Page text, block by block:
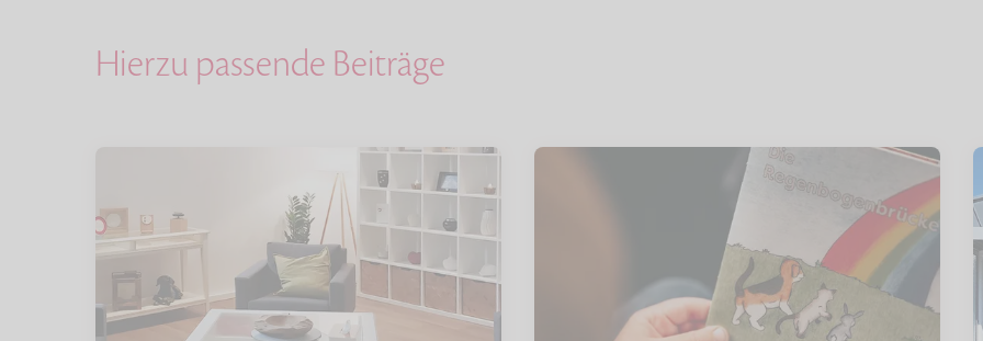
Hierzu passende Beiträge